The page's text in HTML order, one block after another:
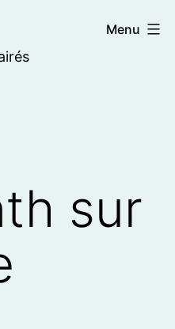
Menu
sur